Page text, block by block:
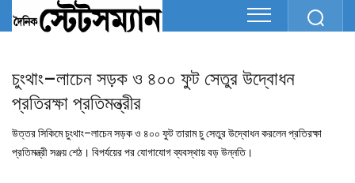
চুংথাং–লাচেন সড়ক ও ৪০০ ফুট সেতুর উদ্বোধন
প্রতিরক্ষা প্রতিমন্ত্রীর
উত্তর সিকিমে চুংথাং–লাচেন সড়ক ও ৪০০ ফুট তারাম চু সেতুর উদ্বোধন করলেন প্রতিরক্ষা
প্রতিমন্ত্রী সঞ্জয় শেঠ। বিপর্যয়ের পর যোগাযোগ ব্যবস্থায় বড় উন্নতি।